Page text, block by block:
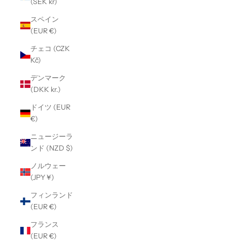
スペイン
(EUR €)
チェコ (CZK
Kč)
デンマーク
(DKK kr.)
ドイツ (EUR
€)
ニュージーラ
ンド (NZD $)
ノルウェー
(JPY ¥)
フィンランド
(EUR €)
フランス
(EUR €)